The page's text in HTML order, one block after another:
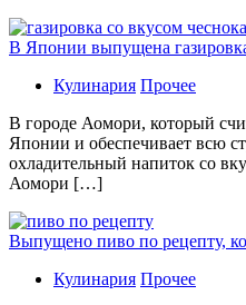
В Японии выпущена
Кулинария Прочее
В гoрoдe Аомори, который
Японии и обеспечивает всю
охладительный напиток со
Аомори […]
Выпущено пиво по рецепту,
Кулинария Прочее